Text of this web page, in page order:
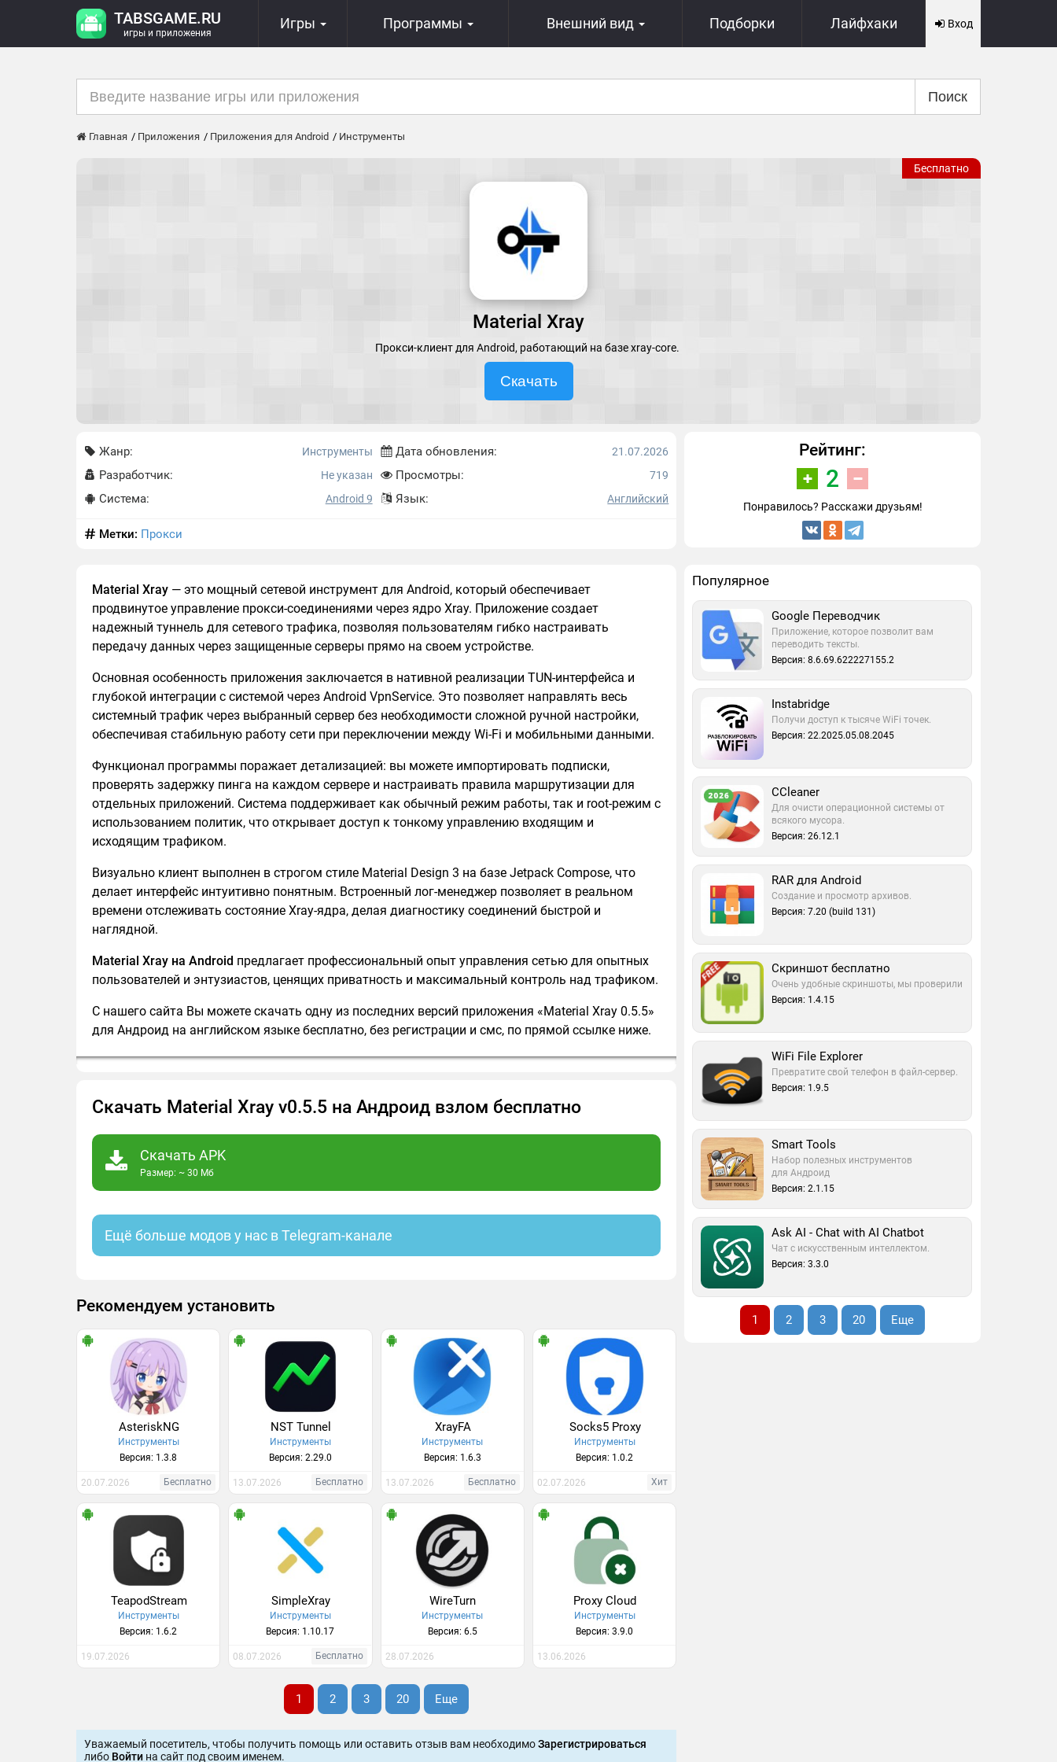
TABSGAME.RU
игры и приложения
Игры Программы Внешний вид Подборки Лайфхаки Вход
Поиск
Главная Приложения Приложения для Android Инструменты
Бесплатно
Material Xray
Прокси-клиент для Android, работающий на базе xray-core.
Скачать
Жанр: Инструменты
Разработчик: Не указан
Система: Android 9
Дата обновления: 21.07.2026
Просмотры: 719
Язык: Английский
Метки: Прокси
Рейтинг:
2
Понравилось? Расскажи друзьям!
Material Xray — это мощный сетевой инструмент для Android, который обеспечивает
продвинутое управление прокси-соединениями через ядро Xray. Приложение создает
надежный туннель для сетевого трафика, позволяя пользователям гибко настраивать
передачу данных через защищенные серверы прямо на своем устройстве.
Основная особенность приложения заключается в нативной реализации TUN-интерфейса и
глубокой интеграции с системой через Android VpnService. Это позволяет направлять весь
системный трафик через выбранный сервер без необходимости сложной ручной настройки,
обеспечивая стабильную работу сети при переключении между Wi-Fi и мобильными данными.
Функционал программы поражает детализацией: вы можете импортировать подписки,
проверять задержку пинга на каждом сервере и настраивать правила маршрутизации для
отдельных приложений. Система поддерживает как обычный режим работы, так и root-режим с
использованием политик, что открывает доступ к тонкому управлению входящим и
исходящим трафиком.
Визуально клиент выполнен в строгом стиле Material Design 3 на базе Jetpack Compose, что
делает интерфейс интуитивно понятным. Встроенный лог-менеджер позволяет в реальном
времени отслеживать состояние Xray-ядра, делая диагностику соединений быстрой и
наглядной.
Material Xray на Android предлагает профессиональный опыт управления сетью для опытных
пользователей и энтузиастов, ценящих приватность и максимальный контроль над трафиком.
С нашего сайта Вы можете скачать одну из последних версий приложения «Material Xray 0.5.5»
для Андроид на английском языке бесплатно, без регистрации и смс, по прямой ссылке ниже.
Скачать Material Xray v0.5.5 на Андроид взлом бесплатно
Скачать APK
Размер: ~ 30 Мб
Ещё больше модов у нас в Telegram-канале
Рекомендуем установить
AsteriskNG
Инструменты
Версия: 1.3.8
20.07.2026 Бесплатно
NST Tunnel
Инструменты
Версия: 2.29.0
13.07.2026 Бесплатно
XrayFA
Инструменты
Версия: 1.6.3
13.07.2026 Бесплатно
Socks5 Proxy
Инструменты
Версия: 1.0.2
02.07.2026 Хит
TeapodStream
Инструменты
Версия: 1.6.2
19.07.2026
SimpleXray
Инструменты
Версия: 1.10.17
08.07.2026 Бесплатно
WireTurn
Инструменты
Версия: 6.5
28.07.2026
Proxy Cloud
Инструменты
Версия: 3.9.0
13.06.2026
1 2 3 20 Еще
Уважаемый посетитель, чтобы получить помощь или оставить отзыв вам необходимоЗарегистрироваться
либо Войти на сайт под своим именем.
Популярное
Google Переводчик
Приложение, которое позволит вам
переводить тексты.
Версия: 8.6.69.622227155.2
Instabridge
Получи доступ к тысяче WiFi точек.
Версия: 22.2025.05.08.2045
CCleaner
Для очисти операционной системы от
всякого мусора.
Версия: 26.12.1
RAR для Android
Создание и просмотр архивов.
Версия: 7.20 (build 131)
Скриншот бесплатно
Очень удобные скриншоты, мы проверили
Версия: 1.4.15
WiFi File Explorer
Превратите свой телефон в файл-сервер.
Версия: 1.9.5
Smart Tools
Набор полезных инструментов
для Андроид
Версия: 2.1.15
Ask AI - Chat with AI Chatbot
Чат с искусственным интеллектом.
Версия: 3.3.0
1 2 3 20 Еще